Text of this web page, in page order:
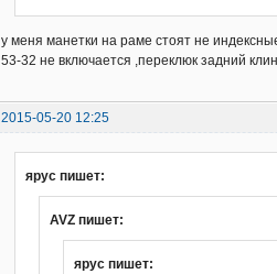
у меня манетки на раме стоят не
53-32 не включается ,переклюк задний
2015-05-20 12:25
ярус пишет:
AVZ пишет:
ярус пишет: